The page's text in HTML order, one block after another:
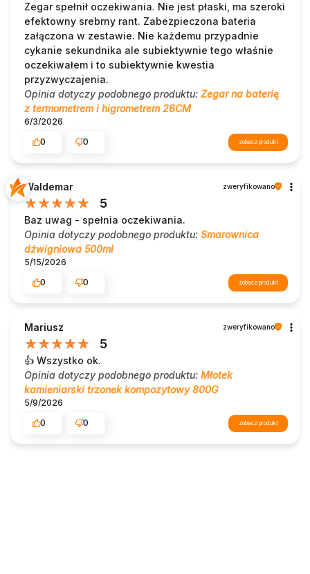
Zegar spełnił oczekiwania. Nie jest płaski, ma szeroki
efektowny srebrny rant. Zabezpieczona bateria
załączona w zestawie. Nie każdemu przypadnie
cykanie sekundnika ale subiektywnie tego właśnie
oczekiwałem i to subiektywnie kwestia
przyzwyczajenia.
Opinia dotyczy podobnego produktu: Zegar na baterię
z termometrem i higrometrem 26CM
6/3/2026
0
0 zobacz produkt
Waldemar zweryfikowano
5
Baz uwag - spełnia oczekiwania.
Opinia dotyczy podobnego produktu: Smarownica
dźwigniowa 500ml
5/15/2026
0
0 zobacz produkt
Mariusz zweryfikowano
5
👍️ Wszystko ok.
Opinia dotyczy podobnego produktu: Młotek
kamieniarski trzonek kompozytowy 800G
5/9/2026
0
0 zobacz produkt